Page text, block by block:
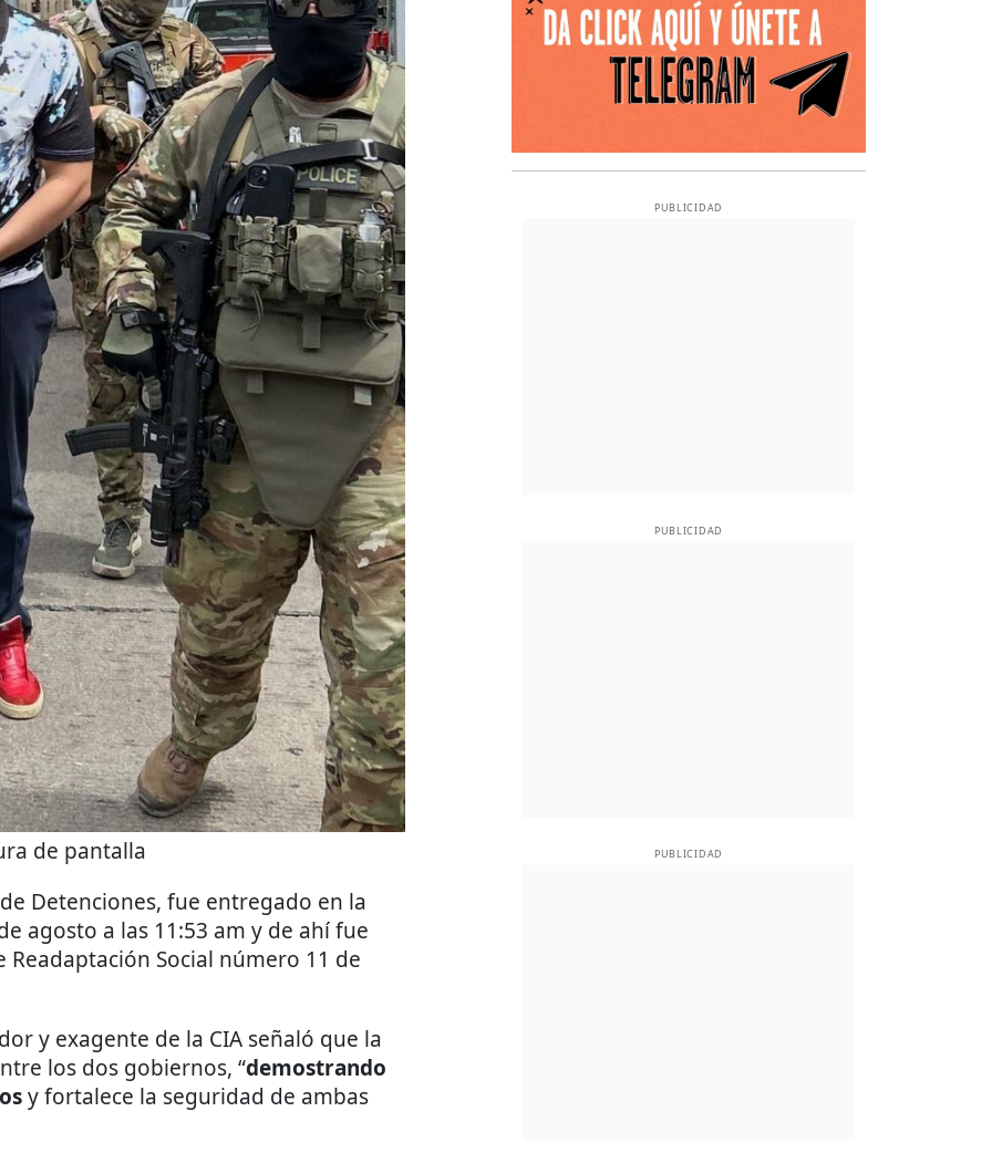
de pantalla
Detenciones, fue entregado en la
agosto a las 11:53 am y de ahí fue
Social número 11 de
y exagente de la CIA señaló que la
los dos gobiernos, “demostrando
y fortalece la seguridad de ambas
PUBLICIDAD
PUBLICIDAD
PUBLICIDAD